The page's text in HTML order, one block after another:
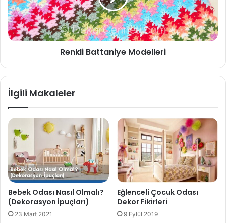
Renkli Battaniye Modelleri
İlgili Makaleler
Bebek Odası Nasıl Olmalı?
(Dekorasyon İpuçları)
23 Mart 2021
Eğlenceli Çocuk Odası
Dekor Fikirleri
9 Eylül 2019